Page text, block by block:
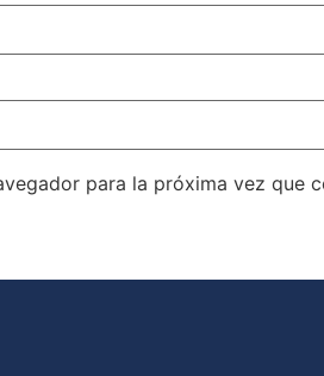
para la próxima vez que